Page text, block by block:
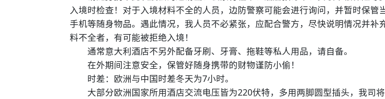
入境时检查！对于入境材料不全的人员，边防警察可能会进行询问，并暂时保管
手机等随身物品。遇此情况，我人员不必紧张，应配合警方，尽快说明情况并补
料不全者，有可能被拒绝入境！
通常意大利酒店不另外配备牙刷、牙膏、拖鞋等私人用品，请自备。
在外期间注意安全，保管好随身携带的财物谨防小偷！
时差：欧洲与中国时差冬天为7小时。
大部分欧洲国家所用酒店交流电压皆为220伏特，多用两脚圆型插头，我司